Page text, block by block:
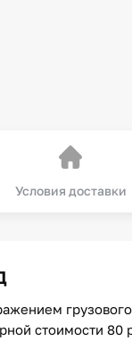
Условия доставки
стоимости